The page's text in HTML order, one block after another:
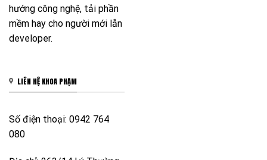
hướng công nghệ, tải phần
mềm hay cho người mới lẫn
developer.
LIÊN HỆ KHOA PHẠM
Số điện thoại: 0942 764
080